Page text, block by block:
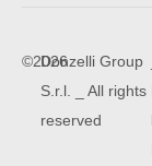
©2026
Donzelli Group
S.r.l. _ All rights
reserved